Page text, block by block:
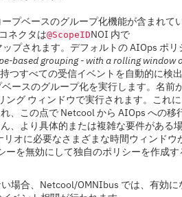
プベースのグループ化機能が含まれて
ネクタは@ScopeIDNOI 内で
プされます。デフォルトの AIOps ポリ
based grouping - with a rolling window
つすべての受信イベントを自動的に検
ースのグループ化を実行します。名前
ング ウィンドウで実行されます。これ
、この点で Netcool から AIOps への移
、より具体的または複雑な要件がある
オに必要なさまざまな時間ウィンドウ
ーを無効にして独自のポリシーを作成す
場合、Netcool/OMNIbus では、有効に